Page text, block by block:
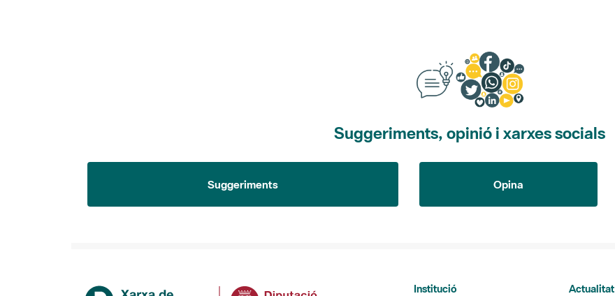
Suggeriments, opinió i xarxes socials
Suggeriments Opina
Institució Actualitat